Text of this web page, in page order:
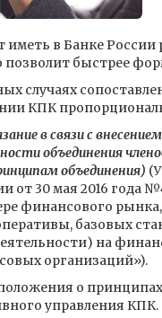
иметь в Банке
позволит быстрее
случаях
КПК
в связи с
объединения
объединения)
от 30 мая 2016 года
финансового
базовых
на
организаций»).
о
управления КПК.